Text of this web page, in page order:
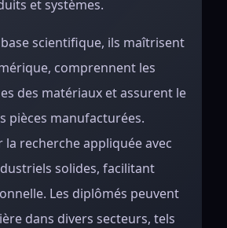
et systèmes.
scientifique, ils maîtrisent
comprennent les
des matériaux et assurent le
pièces manufacturées.
la recherche appliquée avec
solides, facilitant
Les diplômés peuvent
dans divers secteurs, tels